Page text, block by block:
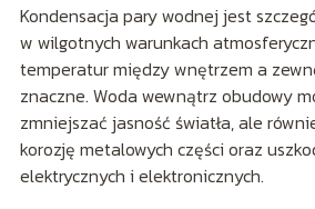
Kondensacja pary wodnej jest
w wilgotnych warunkach
temperatur między wnętrzem a
znaczne. Woda wewnątrz obudowy
zmniejszać jasność światła, ale
korozję metalowych części oraz
elektrycznych i elektronicznych.